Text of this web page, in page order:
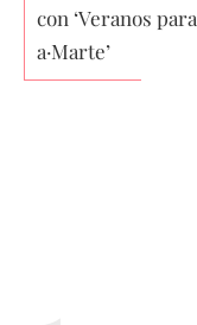
con ‘Veranos para
a·Marte’